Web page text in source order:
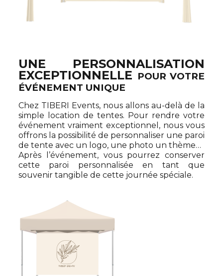
UNE PERSONNALISATION
EXCEPTIONNELLE POUR VOTRE
ÉVÉNEMENT UNIQUE
Chez TIBERI Events, nous allons au-delà de la
simple location de tentes. Pour rendre votre
événement vraiment exceptionnel, nous vous
offrons la possibilité de personnaliser une paroi
de tente avec un logo, une photo un thème…
Après l’événement, vous pourrez conserver
cette paroi personnalisée en tant que
souvenir tangible de cette journée spéciale.